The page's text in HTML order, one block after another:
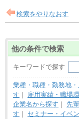
検索をやりなおす
他の条件で検索
キーワードで探す
業種・職種・勤務地
す ｜
雇用実績・職場
企業名から探す ｜ 先
す ｜ セミナー・イベ